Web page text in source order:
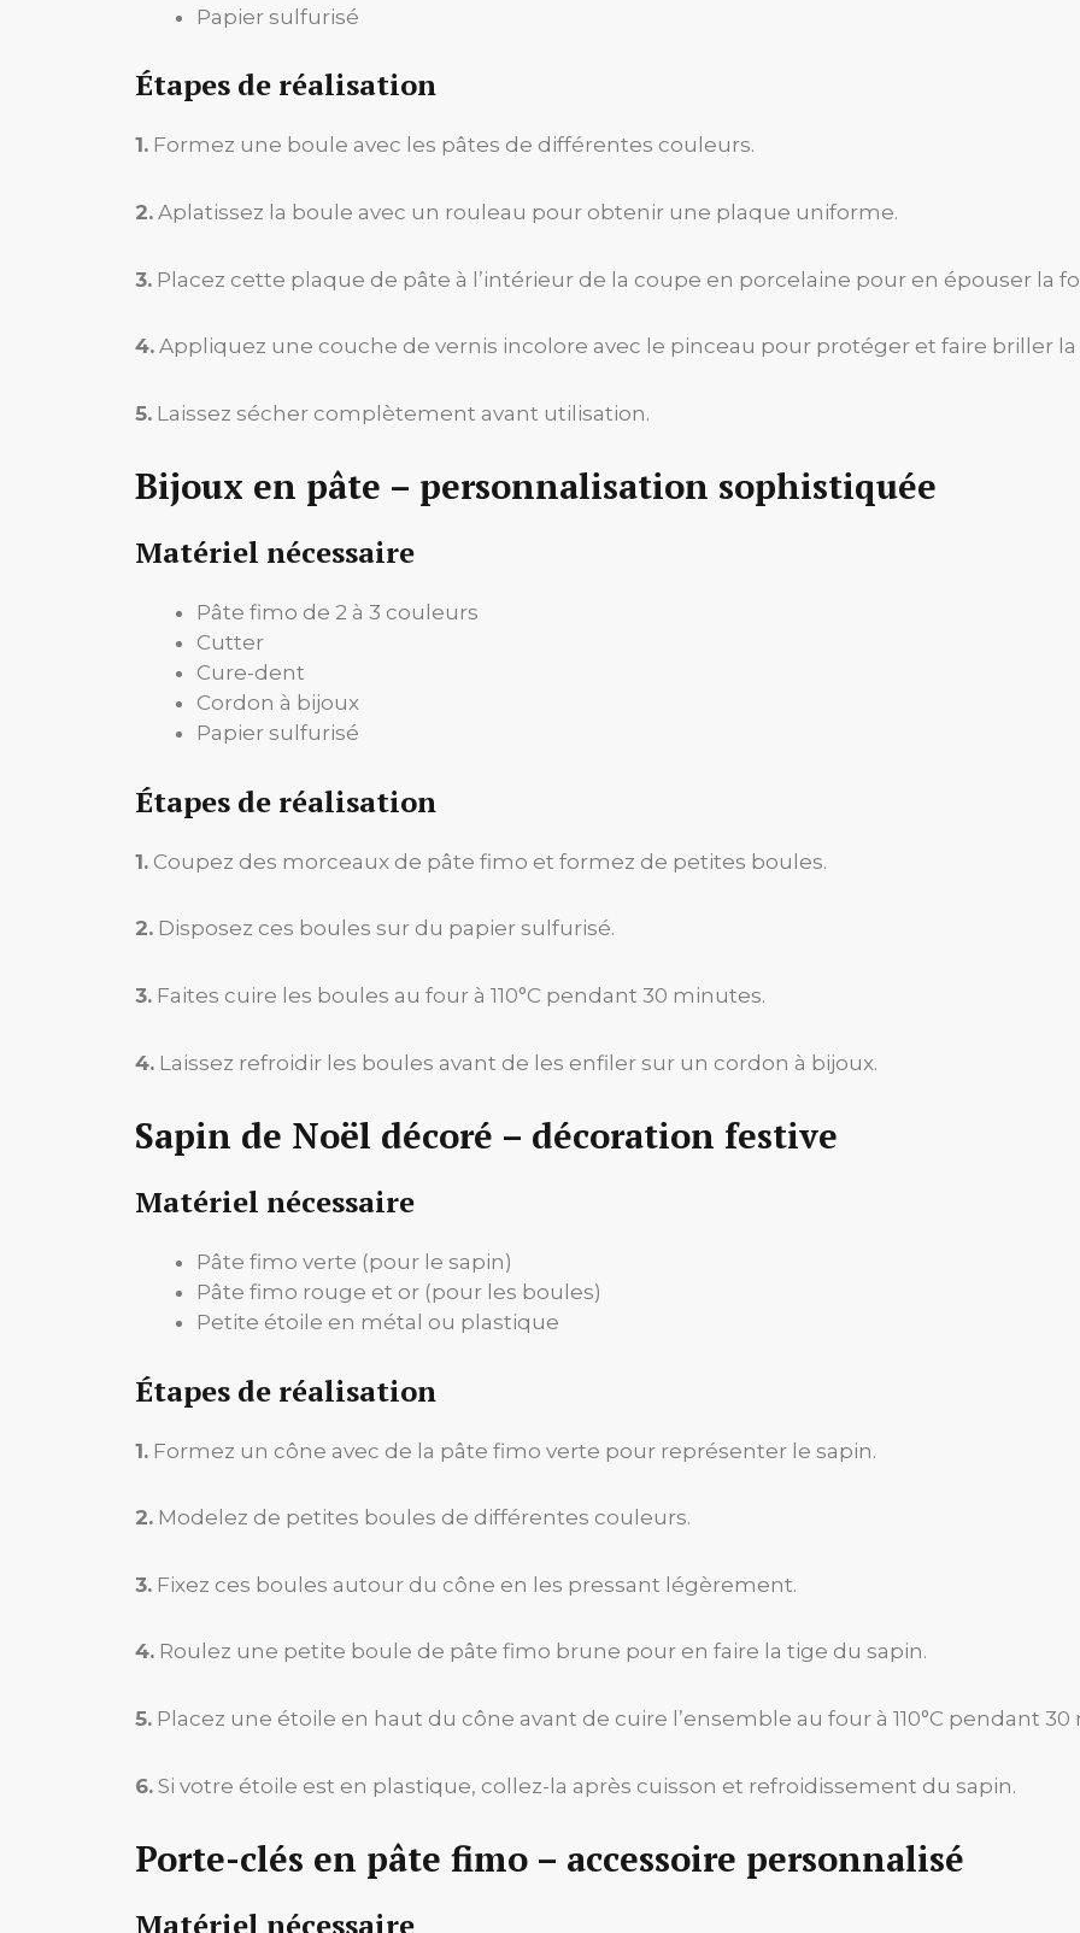
Papier sulfurisé
Étapes de réalisation
1. Formez une boule avec les pâtes de différentes couleurs.
2. Aplatissez la boule avec un rouleau pour obtenir une plaque uniforme.
3. Placez cette plaque de pâte à l’intérieur de la coupe en porcelaine pour en épouser la
4. Appliquez une couche de vernis incolore avec le pinceau pour protéger et faire briller
5. Laissez sécher complètement avant utilisation.
Bijoux en pâte – personnalisation sophistiquée
Matériel nécessaire
Pâte fimo de 2 à 3 couleurs
Cutter
Cure-dent
Cordon à bijoux
Papier sulfurisé
Étapes de réalisation
1. Coupez des morceaux de pâte fimo et formez de petites boules.
2. Disposez ces boules sur du papier sulfurisé.
3. Faites cuire les boules au four à 110°C pendant 30 minutes.
4. Laissez refroidir les boules avant de les enfiler sur un cordon à bijoux.
Sapin de Noël décoré – décoration festive
Matériel nécessaire
Pâte fimo verte (pour le sapin)
Pâte fimo rouge et or (pour les boules)
Petite étoile en métal ou plastique
Étapes de réalisation
1. Formez un cône avec de la pâte fimo verte pour représenter le sapin.
2. Modelez de petites boules de différentes couleurs.
3. Fixez ces boules autour du cône en les pressant légèrement.
4. Roulez une petite boule de pâte fimo brune pour en faire la tige du sapin.
5. Placez une étoile en haut du cône avant de cuire l’ensemble au four à 110°C pendant 30
6. Si votre étoile est en plastique, collez-la après cuisson et refroidissement du sapin.
Porte-clés en pâte fimo – accessoire personnalisé
Matériel nécessaire